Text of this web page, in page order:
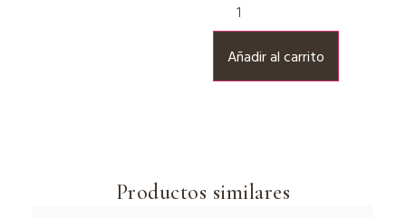
Añadir al carrito
Productos similares